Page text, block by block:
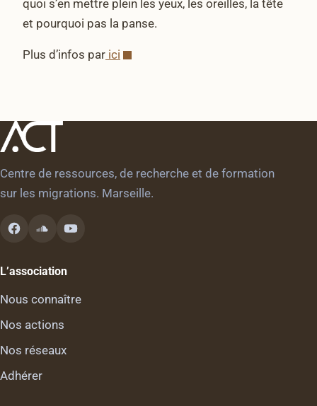
quoi s’en mettre plein les yeux, les oreilles, la tête
et pourquoi pas la panse.
Plus d’infos par ici
Centre de ressources, de recherche et de formation
sur les migrations. Marseille.
L’association
Nous connaître
Nos actions
Nos réseaux
Adhérer